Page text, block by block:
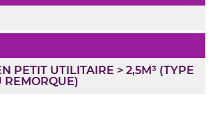
PETIT UTILITAIRE > 2,5M³ (TYPE
REMORQUE)